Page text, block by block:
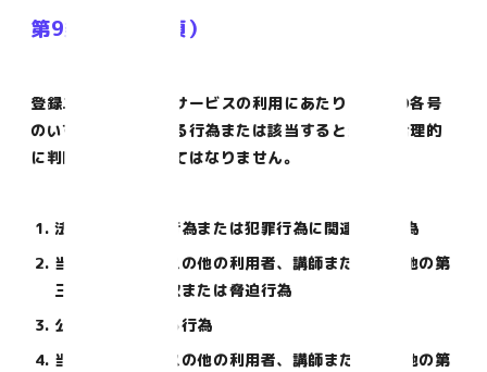
第9条（禁止事項）
登録ユーザーは、本サービスの利用にあたり、以下の各号
のいずれかに該当する行為または該当すると当社が合理的
に判断する行為をしてはなりません。
法令に違反する行為または犯罪行為に関連する行為
当社、本サービスの他の利用者、講師またはその他の第
三者に対する詐欺または脅迫行為
公序良俗に反する行為
当社、本サービスの他の利用者、講師またはその他の第